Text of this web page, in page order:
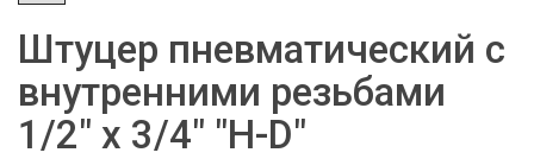
Штуцер пневматический с
внутренними резьбами
1/2" х 3/4" "H-D"